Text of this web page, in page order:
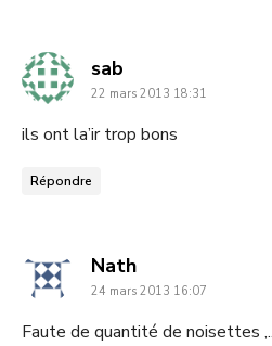
sab
:
22 mars 2013 18:31
ils ont la’ir trop bons
Répondre
Nathdit
:
24 mars 2013 16:07
Faute de quantité de noisettes